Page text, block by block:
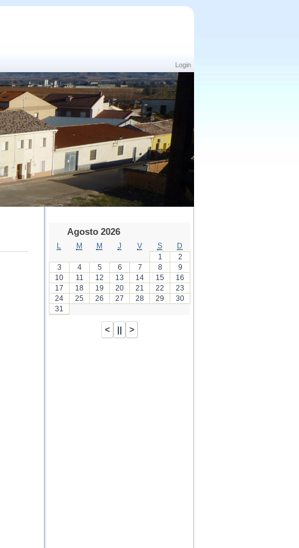
Login
Agosto 2026
M M J V S
D
1
2
3
4 5 6 7 8
9
10
11 12 13 14 15
16
17
18 19 20 21 22
23
24
25 26 27 28 29
30
31